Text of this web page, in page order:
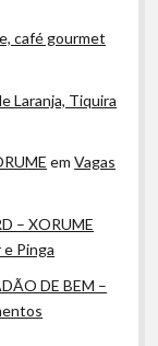
café gourmet
Laranja, Tiquira
emVagas
– XORUME
Pinga
DE BEM –